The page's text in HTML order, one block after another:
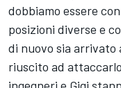
dobbiamo essere
posizioni diverse e
di nuovo sia arrivato
riuscito ad